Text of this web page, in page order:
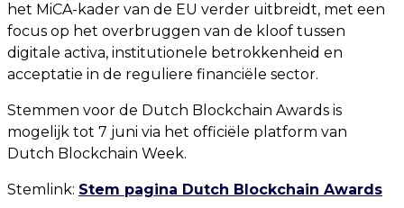
het MiCA-kader van de EU verder uitbreidt, met een
focus op het overbruggen van de kloof tussen
digitale activa, institutionele betrokkenheid en
acceptatie in de reguliere financiële sector.
Stemmen voor de Dutch Blockchain Awards is
mogelijk tot 7 juni via het officiële platform van
Dutch Blockchain Week.
Stemlink: Stem pagina Dutch Blockchain Awards